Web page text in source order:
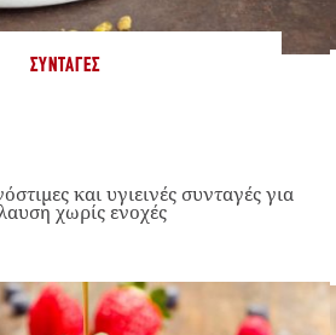
ΣΥΝΤΑΓΈΣ
και υγιεινές συνταγές για
χωρίς ενοχές